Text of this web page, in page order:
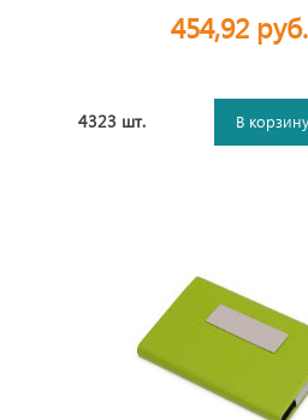
454,92 руб.
4323 шт. В корзину